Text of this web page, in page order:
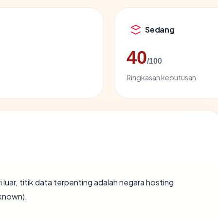
Sedang
40/100
Ringkasan keputusan
luar, titik data terpenting adalah negara hosting